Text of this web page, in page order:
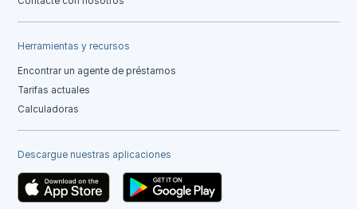
Herramientas y recursos
Encontrar un agente de préstamos
Tarifas actuales
Calculadoras
Descargue nuestras aplicaciones